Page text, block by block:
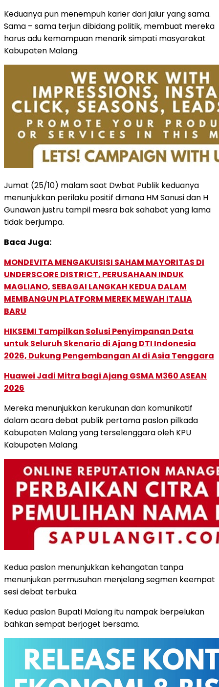
Keduanya pun menempuh karier dari jalur yang sama.
Sama – sama terjun dibidang politik, membuat mereka
harus adu kemampuan menarik simpati masyarakat
Kabupaten Malang.
Jumat (25/10) malam saat Dwbat Publik keduanya
menunjukkan perilaku positif dimana HM Sanusi dan H
Gunawan justru tampil mesra bak sahabat yang lama
tidak berjumpa.
Baca Juga:
MONDEVITA MENGAKUISISI SAHAM MAYORITAS DI
UNDERSCORE DISTRICT, PERUSAHAAN INDUK
MAGLIANO, SEBAGAI LANGKAH KEDUA DALAM
MEMBANGUN PLATFORM MEREK MEWAH ITALIA
BARU
HIKSEMI Tampilkan Solusi Penyimpanan Data
untuk Seluruh Skenario di Ajang DTI Indonesia
2026, Dukung Pengembangan AI di Asia Tenggara
Huawei Jadi Mitra bagi Ajang GSMA M360 ASEAN
2026
Mereka menunjukkan kerukunan dan komunikatif
dalam acara debat publik pertama paslon pilkada
Kabupaten Malang yang terselenggara oleh KPU
Kabupaten Malang.
Kedua paslon menunjukkan kehangatan tanpa
menunjukan permusuhan menjelang segmen keempat
sesi debat terbuka.
Kedua paslon Bupati Malang itu nampak berpelukan
bahkan sempat berjoget bersama.